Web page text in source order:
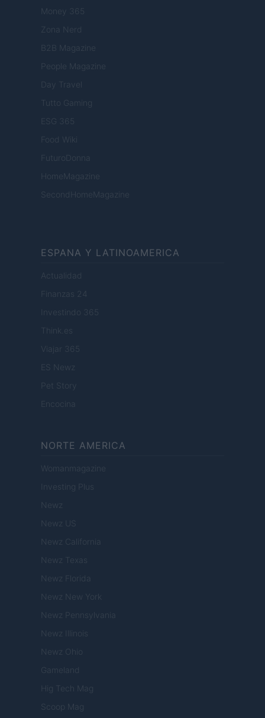
Money 365
Zona Nerd
B2B Magazine
People Magazine
Day Travel
Tutto Gaming
ESG 365
Food Wiki
FuturoDonna
HomeMagazine
SecondHomeMagazine
ESPANA Y LATINOAMERICA
Actualidad
Finanzas 24
Investindo 365
Think.es
Viajar 365
ES Newz
Pet Story
Encocina
NORTE AMERICA
Womanmagazine
Investing Plus
Newz
Newz US
Newz California
Newz Texas
Newz Florida
Newz New York
Newz Pennsylvania
Newz Illinois
Newz Ohio
Gameland
Hig Tech Mag
Scoop Mag